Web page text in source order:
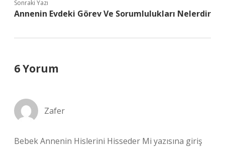
Sonraki Yazı
Annenin Evdeki Görev Ve Sorumlulukları Nelerdir
6 Yorum
Zafer
Bebek Annenin Hislerini Hisseder Mi yazısına giriş